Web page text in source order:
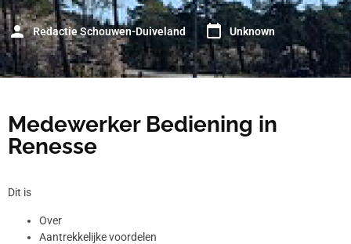
Redactie Schouwen-Duiveland Unknown
Medewerker Bediening in
Renesse
Dit is
Over
Aantrekkelijke voordelen